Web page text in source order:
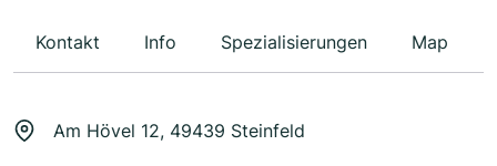
Kontakt Info Spezialisierungen Map
Am Hövel 12, 49439 Steinfeld